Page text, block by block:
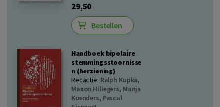
29,50
Bestellen
Handboek bipolaire
stemmingsstoornisse
n (herziening)
Redactie: Ralph Kupka,
Manon Hillegers, Manja
Koenders, Pascal